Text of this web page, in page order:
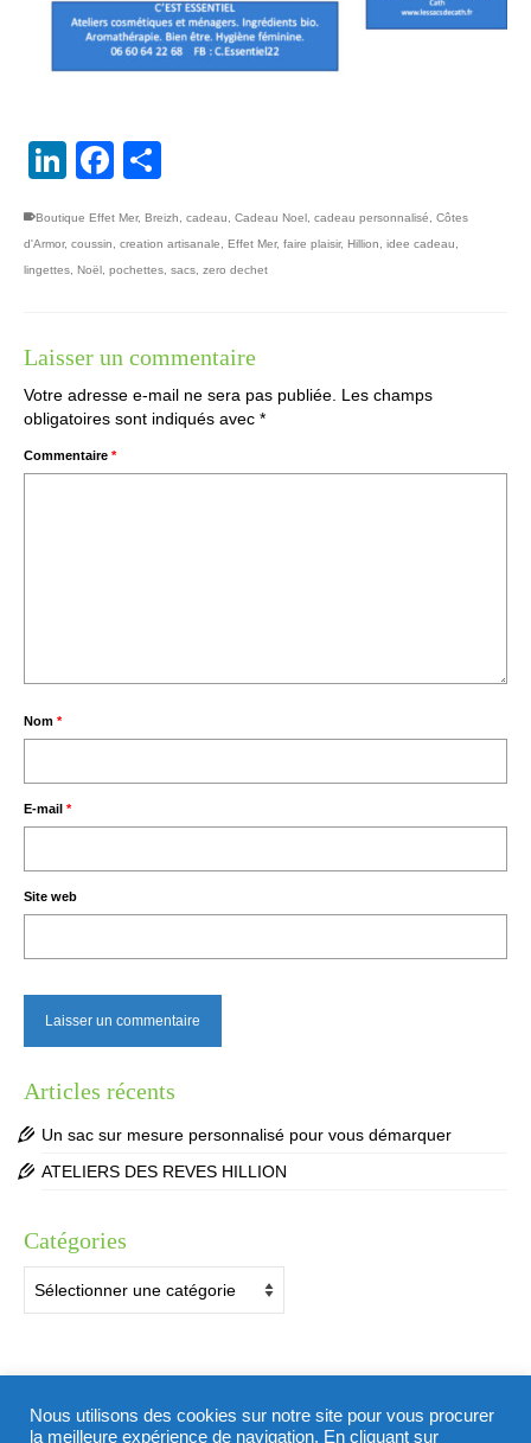
LinkedIn
Facebook
Boutique Effet Mer, Breizh cadeau Cadeau Noel cadeau personnalisé
Côtes
d'Armor, coussin creation artisanale Effet Mer, faire plaisir, Hillion idee cadeau
lingettes Noël pochettes sacs zero dechet
Laisser un commentaire
Votre adresse e-mail ne sera pas publiée. Les champs
obligatoires sont indiqués avec *
Commentaire *
Nom *
E-mail *
Site web
Articles récents
Un sac sur mesure personnalisé pour vous démarquer
ATELIERS DES REVES HILLION
Catégories
Facebook
Instagram
Nous utilisons des cookies sur notre site pour vous procurer
la meilleure expérience de navigation. En cliquant sur